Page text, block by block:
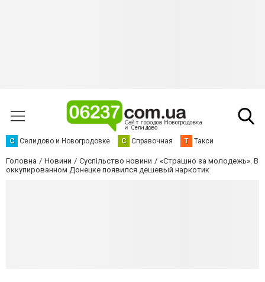
С Селидово и Новогродовке С Справочная Т Такси
Головна Новини Суспільство новини
«Страшно за молодежь». В
оккупированном Донецке появился дешевый наркотик